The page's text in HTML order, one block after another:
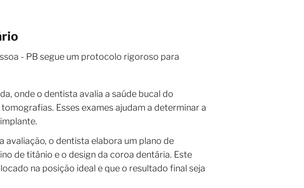
- PB segue um protocolo rigoroso para
onde o dentista avalia a saúde bucal do
Esses exames ajudam a determinar a
avaliação, o dentista elabora um plano de
de titânio e o design da coroa dentária. Este
na posição ideal e que o resultado final seja